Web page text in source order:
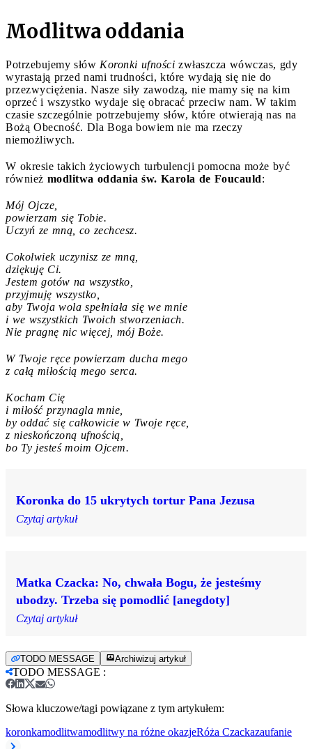
Modlitwa oddania
Potrzebujemy słów Koronki ufności zwłaszcza wówczas, gdy
wyrastają przed nami trudności, które wydają się nie do
przezwyciężenia. Nasze siły zawodzą, nie mamy się na kim
oprzeć i wszystko wydaje się obracać przeciw nam. W takim
czasie szczególnie potrzebujemy słów, które otwierają nas na
Bożą Obecność. Dla Boga bowiem nie ma rzeczy
niemożliwych.
W okresie takich życiowych turbulencji pomocna może być
również modlitwa oddania św. Karola de Foucauld:
Mój Ojcze,
powierzam się Tobie.
Uczyń ze mną, co zechcesz.
Cokolwiek uczynisz ze mną,
dziękuję Ci.
Jestem gotów na wszystko,
przyjmuję wszystko,
aby Twoja wola spełniała się we mnie
i we wszystkich Twoich stworzeniach.
Nie pragnę nic więcej, mój Boże.
W Twoje ręce powierzam ducha mego
z całą miłością mego serca.
Kocham Cię
i miłość przynagla mnie,
by oddać się całkowicie w Twoje ręce,
z nieskończoną ufnością,
bo Ty jesteś moim Ojcem.
Koronka do 15 ukrytych tortur Pana Jezusa
Czytaj artykuł
Matka Czacka: No, chwała Bogu, że jesteśmy
ubodzy. Trzeba się pomodlić [anegdoty]
Czytaj artykuł
TODO MESSAGE Archiwizuj artykuł
TODO MESSAGE :
Słowa kluczowe/tagi powiązane z tym artykułem:
koronkamodlitwamodlitwy na różne okazjeRóża Czackazaufanie